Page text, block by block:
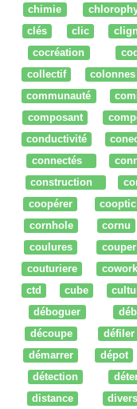
chimie
clés
clic
cocréation
collectif
colonnes
communauté
composant
conductivité
connectés
construction
coopérer
cooptic
cornhole
cornu
coulures
couper
couturiere
ctd
cube
déboguer
découpe
défiler
démarrer
dépot
détection
distance